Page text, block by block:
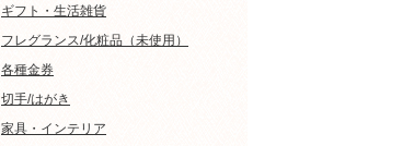
ギフト・生活雑貨
フレグランス/化粧品（未使用）
各種金券
切手/はがき
家具・インテリア